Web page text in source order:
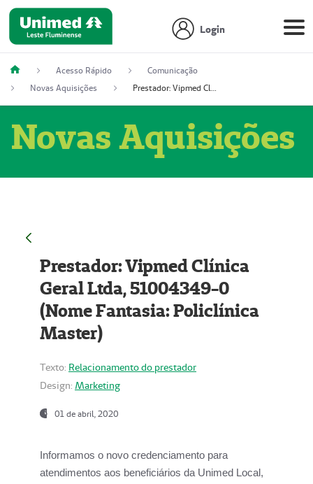
Login
Acesso Rápido
Comunicação
Novas Aquisições
Prestador: Vipmed Clínica Geral Ltda, 51004349-0 (Nome Fantasia: Policlínica Master)
Novas Aquisições
Prestador: Vipmed Clínica
Geral Ltda, 51004349-0
(Nome Fantasia: Policlínica
Master)
Texto: Relacionamento do prestador
Design: Marketing
01 de abril, 2020
Informamos o novo credenciamento para
atendimentos aos beneficiários da Unimed Local,